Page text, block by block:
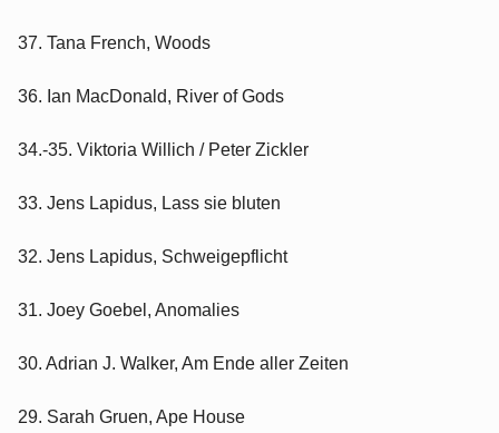
37. Tana French, Woods
36. Ian MacDonald, River of Gods
34.-35. Viktoria Willich / Peter Zickler
33. Jens Lapidus, Lass sie bluten
32. Jens Lapidus, Schweigepflicht
31. Joey Goebel, Anomalies
30. Adrian J. Walker, Am Ende aller Zeiten
29. Sarah Gruen, Ape House